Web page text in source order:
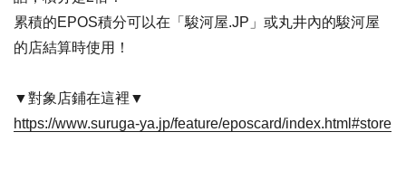
累積的EPOS積分可以在「駿河屋.JP」或丸井內的駿河屋
的店結算時使用！
▼對象店鋪在這裡▼
https://www.suruga-ya.jp/feature/eposcard/index.html#store